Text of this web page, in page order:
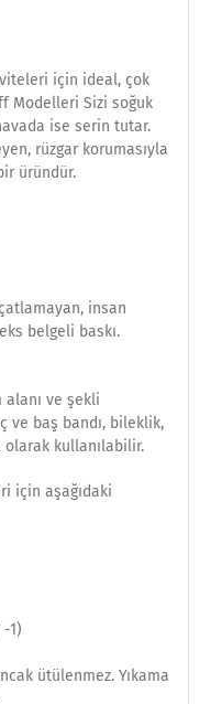
için ideal, çok
Modelleri Sizi soğuk
ise serin tutar.
rüzgar korumasıyla
üründür.
insan
belgeli baskı.
ve şekli
ve baş bandı, bileklik,
olarak kullanılabilir.
için aşağıdaki
1)
ütülenmez. Yıkama